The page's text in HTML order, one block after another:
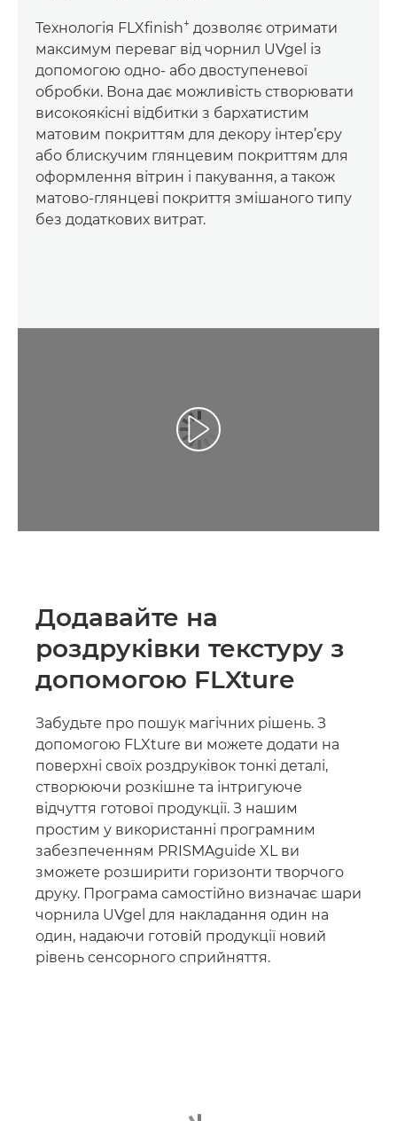
Технологія FLXﬁnish+ дозволяє отримати
максимум переваг від чорнил UVgel із
допомогою одно- або двоступеневої
обробки. Вона дає можливість створювати
високоякісні відбитки з бархатистим
матовим покриттям для декору інтер’єру
або блискучим глянцевим покриттям для
оформлення вітрин і пакування, а також
матово-глянцеві покриття змішаного типу
без додаткових витрат.
Додавайте на
роздруківки текстуру з
допомогою FLXture
Забудьте про пошук магічних рішень. З
допомогою FLXture ви можете додати на
поверхні своїх роздруківок тонкі деталі,
створюючи розкішне та інтригуюче
відчуття готової продукції. З нашим
простим у використанні програмним
забезпеченням PRISMAguide XL ви
зможете розширити горизонти творчого
друку. Програма самостійно визначає шари
чорнила UVgel для накладання один на
один, надаючи готовій продукції новий
рівень сенсорного сприйняття.